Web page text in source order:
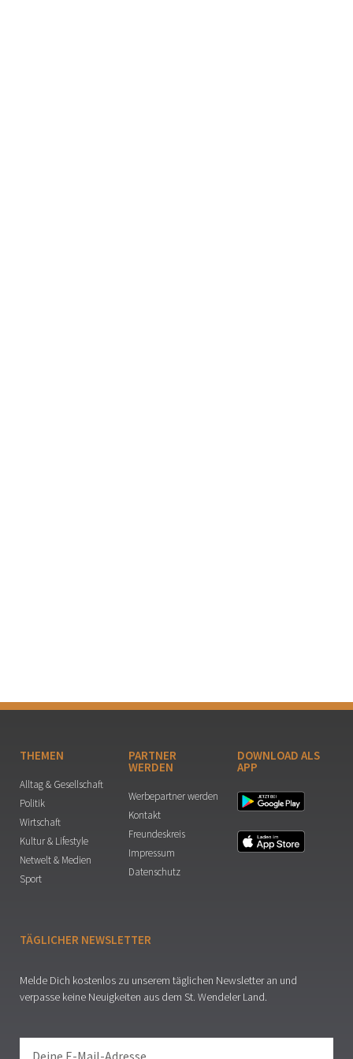
THEMEN
Alltag & Gesellschaft
Politik
Wirtschaft
Kultur & Lifestyle
Netwelt & Medien
Sport
PARTNER
WERDEN
Werbepartner werden
Kontakt
Freundeskreis
Impressum
Datenschutz
DOWNLOAD ALS
APP
TÄGLICHER NEWSLETTER
Melde Dich kostenlos zu unserem täglichen Newsletter an und
verpasse keine Neuigkeiten aus dem St. Wendeler Land.